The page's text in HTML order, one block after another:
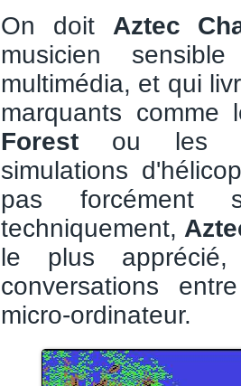
On doit Aztec
musicien
multimédia, et qui
marquants
Forest ou les
simulations
pas forcément
techniquement,
le plus
conversations
micro-ordinateur.